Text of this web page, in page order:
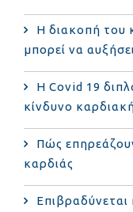
Η διακοπή του
μπορεί να
Η Covid 19
κίνδυνο
Πώς
καρδιάς